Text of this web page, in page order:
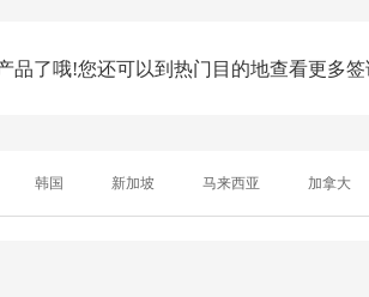
品了哦!您还可以到热门目的地查看更多
韩国 新加坡 马来西亚 加拿大